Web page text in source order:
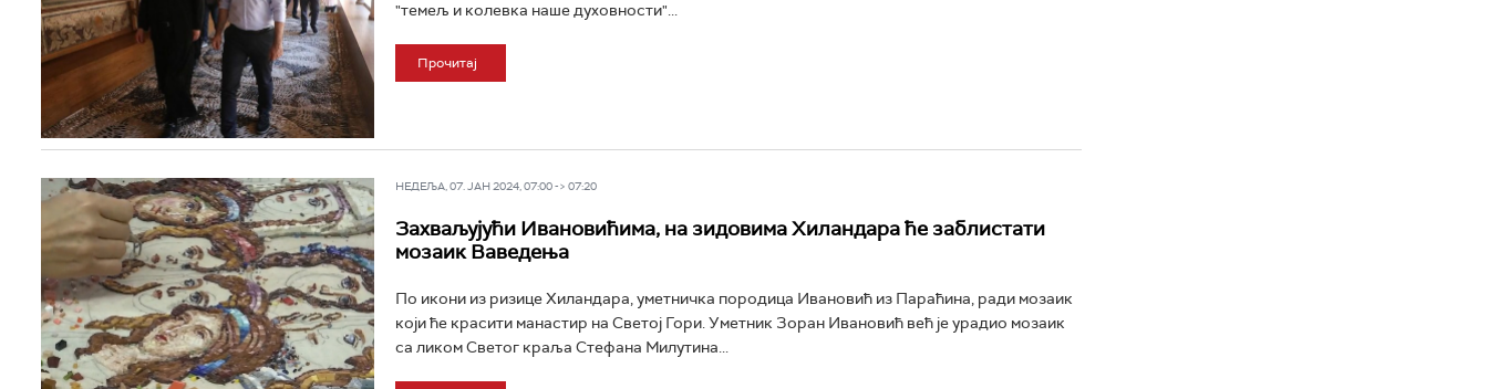
"темељ и колевка наше духовности"...
Прочитај
НЕДЕЉА, 07. ЈАН 2024, 07:00 -> 07:20
Захваљујући Ивановићима, на зидовима Хиландара ће заблистати
мозаик Ваведења
По икони из ризице Хиландара, уметничка породица Ивановић из Параћина, ради мозаик
који ће красити манастир на Светој Гори. Уметник Зоран Ивановић већ је урадио мозаик
са ликом Светог краља Стефана Милутина...